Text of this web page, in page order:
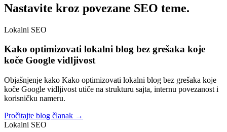
Nastavite kroz povezane SEO teme.
Lokalni SEO
Kako optimizovati lokalni blog bez grešaka koje
koče Google vidljivost
Objašnjenje kako Kako optimizovati lokalni blog bez grešaka koje
koče Google vidljivost utiče na strukturu sajta, internu povezanost i
korisničku nameru.
Pročitajte blog članak →
Lokalni SEO